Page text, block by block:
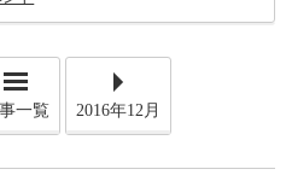
一覧 2016年12月